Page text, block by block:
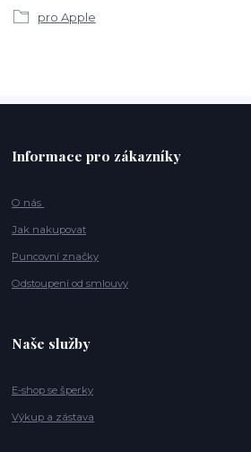
pro Apple
Informace pro zákazníky
O nás
Jak nakupovat
Puncovní značky
Odstoupení od smlouvy
Naše služby
E-shop se šperky
Výkup a zástava